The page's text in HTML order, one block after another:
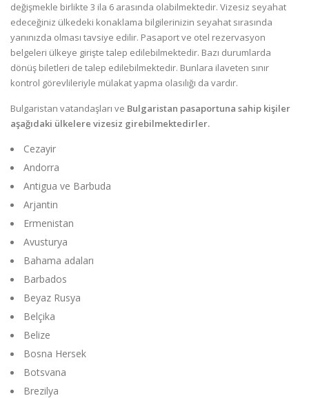
değişmekle birlikte 3 ila 6 arasında olabilmektedir. Vizesiz seyahat
edeceğiniz ülkedeki konaklama bilgilerinizin seyahat sırasında
yanınızda olması tavsiye edilir. Pasaport ve otel rezervasyon
belgeleri ülkeye girişte talep edilebilmektedir. Bazı durumlarda
dönüş biletleri de talep edilebilmektedir. Bunlara ilaveten sınır
kontrol görevlileriyle mülakat yapma olasılığı da vardır.
Bulgaristan vatandaşları ve Bulgaristan pasaportuna sahip kişiler
aşağıdaki ülkelere vizesiz girebilmektedirler.
Cezayir
Andorra
Antigua ve Barbuda
Arjantin
Ermenistan
Avusturya
Bahama adaları
Barbados
Beyaz Rusya
Belçika
Belize
Bosna Hersek
Botsvana
Brezilya